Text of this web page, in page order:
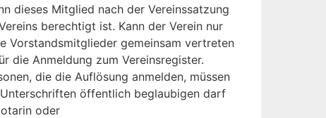
dieses Mitglied nach der Vereinssatzung
berechtigt ist. Kann der Verein nur
Vorstandsmitglieder gemeinsam vertreten
die Anmeldung zum Vereinsregister.
die die Auflösung anmelden, müssen
öffentlich beglaubigen darf
oder